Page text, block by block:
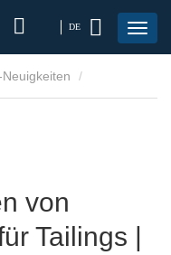
DE
von
Tailings |